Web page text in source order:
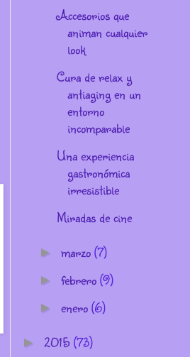
Accesorios que
animan cualquier
look
Cura de relax y
antiaging en un
entorno
incomparable
Una experiencia
gastronómica
irresistible
Miradas de cine
► marzo(7)
► febrero(9)
► enero(6)
► 2015(73)